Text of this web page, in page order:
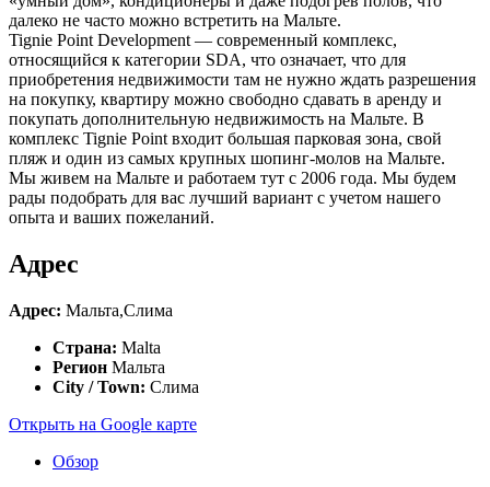
далеко не часто можно встретить на Мальте.
Tignie Point Development — современный комплекс,
относящийся к категории SDA, что означает, что для
приобретения недвижимости там не нужно ждать разрешения
на покупку, квартиру можно свободно сдавать в аренду и
покупать дополнительную недвижимость на Мальте. В
комплекс Tignie Point входит большая парковая зона, свой
пляж и один из самых крупных шопинг-молов на Мальте.
Мы живем на Мальте и работаем тут с 2006 года. Мы будем
рады подобрать для вас лучший вариант с учетом нашего
опыта и ваших пожеланий.
Адрес
Адрес: Мальта,Слима
Страна: Malta
Регион Мальта
City / Town: Слима
Открыть на Google карте
Обзор